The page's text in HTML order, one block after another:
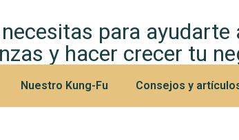
para ayudarte
y hacer crecer tu
Nuestro Kung-Fu Consejos y